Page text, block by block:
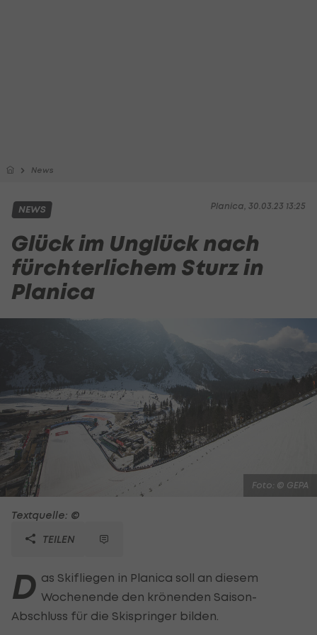
News
Planica, 30.03.23 13:25
NEWS
Glück im Unglück nach
fürchterlichem Sturz in
Planica
Foto: © GEPA
Textquelle: ©
TEILEN
D as Skifliegen in Planica soll an diesem
Wochenende den krönenden Saison-
Abschluss für die Skispringer bilden.